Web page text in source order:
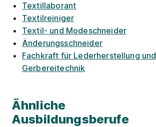
Textillaborant
Textilreiniger
Textil- und Modeschneider
Änderungsschneider
Fachkraft für Lederherstellung und
Gerbereitechnik
Ähnliche
Ausbildungsberufe